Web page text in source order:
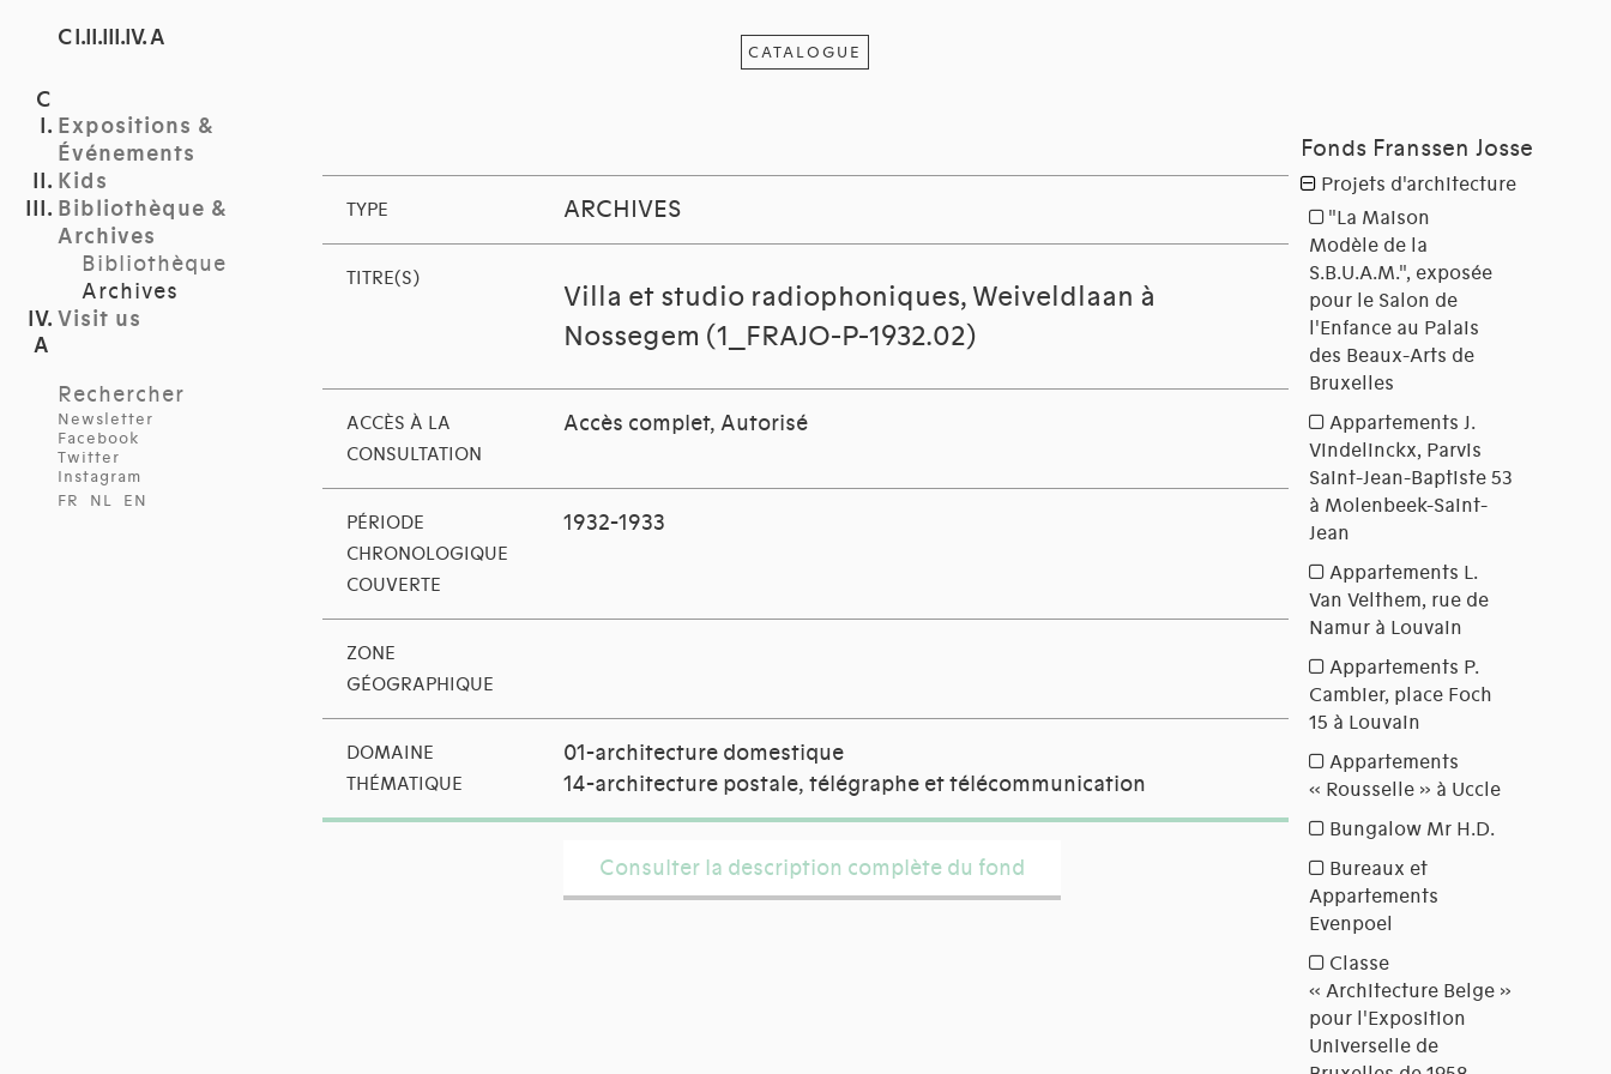
C I.II.III.IV. A
Expositions &
Événements
Kids
Bibliothèque &
Archives
Bibliothèque
Archives
Visit us
Rechercher
Newsletter
Facebook
Twitter
Instagram
FR
NL EN
CATALOGUE
TYPE ARCHIVES
TITRE(S)
Villa et studio radiophoniques, Weiveldlaan à
Nossegem (1_FRAJO-P-1932.02)
ACCÈS À LA
CONSULTATION
Accès complet, Autorisé
PÉRIODE
CHRONOLOGIQUE
COUVERTE
1932-1933
ZONE
GÉOGRAPHIQUE
DOMAINE
THÉMATIQUE
01-architecture domestique
14-architecture postale, télégraphe et télécommunication
Consulter la description complète du fond